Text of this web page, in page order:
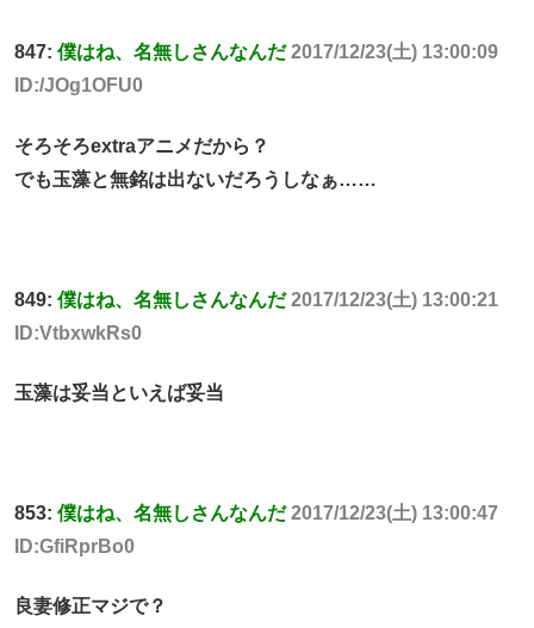
847: 僕はね、名無しさんなんだ 2017/12/23(土) 13:00:09
ID:/JOg1OFU0
そろそろextraアニメだから？
でも玉藻と無銘は出ないだろうしなぁ……
849: 僕はね、名無しさんなんだ 2017/12/23(土) 13:00:21
ID:VtbxwkRs0
玉藻は妥当といえば妥当
853: 僕はね、名無しさんなんだ 2017/12/23(土) 13:00:47
ID:GfiRprBo0
良妻修正マジで？